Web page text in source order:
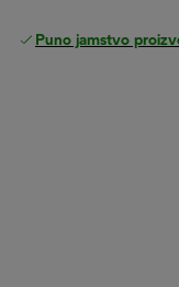
Puno jamstvo